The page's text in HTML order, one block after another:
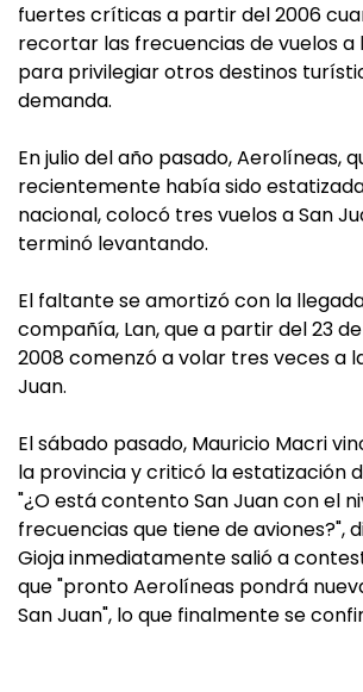
fuertes críticas a partir del 2006
recortar las frecuencias de vuelos a
para privilegiar otros destinos
demanda.
En julio del año pasado, Aerolíneas,
recientemente había sido
nacional, colocó tres vuelos a San
terminó levantando.
El faltante se amortizó con la
compañía, Lan, que a partir del 23
2008 comenzó a volar tres veces a
Juan.
El sábado pasado, Mauricio Macri
la provincia y criticó la estatización
"¿O está contento San Juan con el
frecuencias que tiene de aviones?",
Gioja inmediatamente salió a
que "pronto Aerolíneas pondrá
San Juan", lo que finalmente se